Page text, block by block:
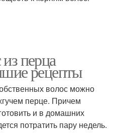
перца
рецепты
волос можно
перце. Причем
и в домашних
потратить пару недель.